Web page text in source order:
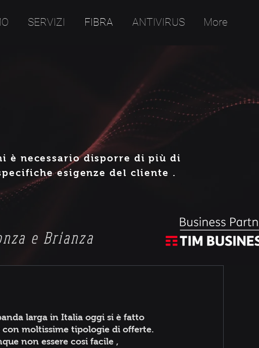
SERVIZI FIBRA ANTIVIRUS More
è necessario disporre di più di
esigenze del cliente .
e Brianza
larga in Italia oggi si è fatto
moltissime tipologie di offerte.
non essere cosi facile ,